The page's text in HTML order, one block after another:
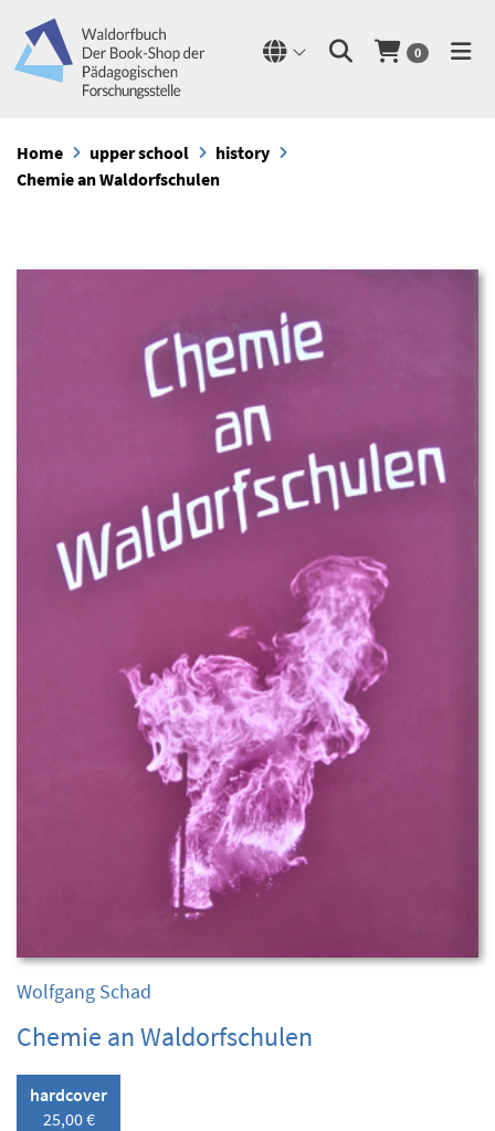
0
Home upper school
history
Chemie an Waldorfschulen
Wolfgang Schad
Chemie an Waldorfschulen
hardcover
25,00 €